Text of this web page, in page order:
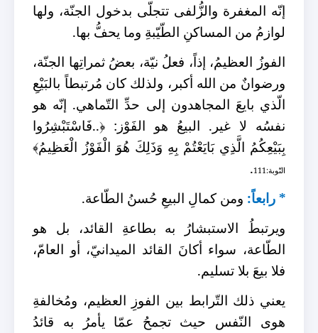
إنّه المغفرة والزُّلفى تتجلّى بدخول الجنّة، ولها
لوازمُ من المساكنِ الطّيّبةِ وما يحفُّ بها.
الفوزُ العظيمُ، إذاً، فعلُ نيّة، بعضُ ثمراتِها الجنّة،
ورضوانٌ من الله أكبر، ولذلك كان مُرتبطاً بالبَيْعِ
الّذي بايعَ المجاهدون إلى حدِّ التّماهي. إنّه هو
نفسُه لا غير. البيعُ هو الفَوْز: ﴿..فَاسْتَبْشِرُوا
بِبَيْعِكُمُ الَّذِي بَايَعْتُمْ بِهِ وَذَلِكَ هُوَ الْفَوْزُ الْعَظِيمُ﴾
التّوبة:111
.
* رابعاً: ومن كمالِ البيعِ حُسنُ الطّاعة.
ويرتبطُ الاستبشارُ به بطاعةِ القائد، بل هو
الطّاعة، سواء أكانَ القائد الميدانيّ، أو العامّ،
فلا بيعَ بلا تسليم.
يعني ذلك التّرابط بين الفوزِ العظيم، ومُخالفةِ
هوى النّفس حيث تجمحُ عمّا يأمرُ به قائدُ